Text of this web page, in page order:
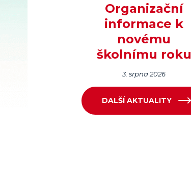
Organizační
informace k
novému
školnímu roku
3. srpna 2026
DALŠÍ AKTUALITY